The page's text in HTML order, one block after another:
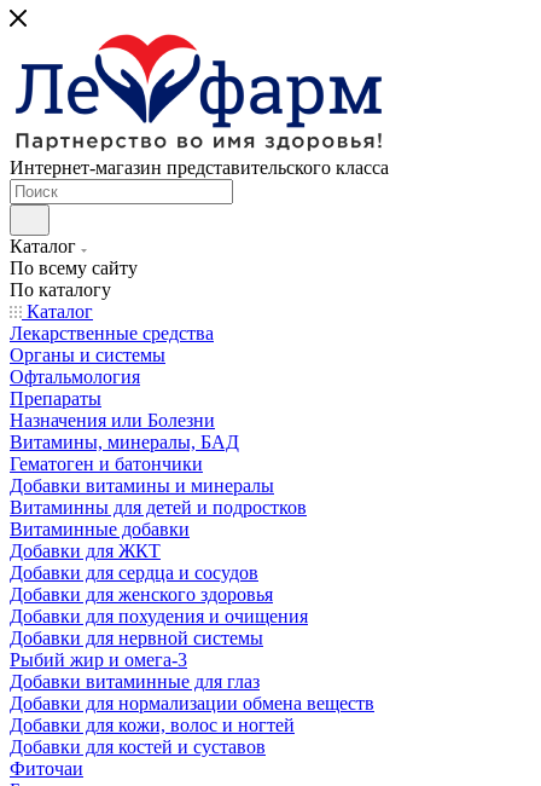
Интернет-магазин представительского класса
Каталог
По всему сайту
По каталогу
Каталог
Лекарственные средства
Органы и системы
Офтальмология
Препараты
Назначения или Болезни
Витамины, минералы, БАД
Гематоген и батончики
Добавки витамины и минералы
Витаминны для детей и подростков
Витаминные добавки
Добавки для ЖКТ
Добавки для сердца и сосудов
Добавки для женского здоровья
Добавки для похудения и очищения
Добавки для нервной системы
Рыбий жир и омега-3
Добавки витаминные для глаз
Добавки для нормализации обмена веществ
Добавки для кожи, волос и ногтей
Добавки для костей и суставов
Фиточаи